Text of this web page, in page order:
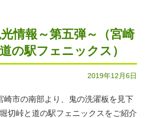
情報～第五弾～（宮崎
の駅フェニックス）
2019年12月6日
崎市の南部より、鬼の洗濯板を見下
切峠と道の駅フェニックスをご紹介